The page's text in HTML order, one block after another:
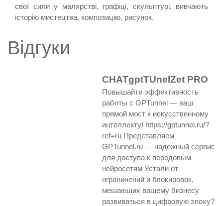
свої сили у малярстві, графіці, скульптурі, вивчають
історію мистецтва, композицію, рисунок.
Відгуки
CHATgptTUnelZet PRO
Повышайте эффективность
работы с GPTunnel — ваш
прямой мост к искусственному
интеллекту! https://gptunnel.ru/?
ref=ru Представляем
GPTunnel.ru — надежный сервис
для доступа к передовым
нейросетям Устали от
ограничений и блокировок,
мешающих вашему бизнесу
развиваться в цифровую эпоху?